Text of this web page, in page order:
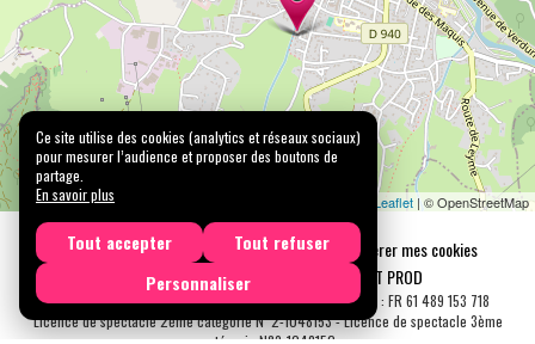
Leaflet | © OpenStreetMap
Mentions légales Confidentialité
Gérer mes cookies
Tous droits réservés © 2026 |
CARREMENT PROD
N° SIRET : 489 153 718 00031 - APE : 9001 Z - N° TVA Int. : FR 61 489 153 718
Licence de spectacle 2ème catégorie N°2-1048153 - Licence de spectacle 3ème
Ce site utilise des cookies (analytics et réseaux sociaux)
pour mesurer l’audience et proposer des boutons de
partage.
En savoir plus
Tout accepter
Tout refuser
Personnaliser